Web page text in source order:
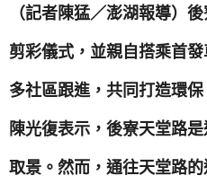
（記者陳猛／澎湖報導）
剪彩儀式，並親自搭乘首
多社區跟進，共同打造環
陳光復表示，後寮天堂路
取景。然而，通往天堂路